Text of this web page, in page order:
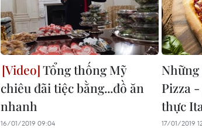
Tổng thống Mỹ
chiêu đãi tiệc bằng...đồ ăn
nhanh
16/01/2019 09:04
Pizza
thực
17/01/2019